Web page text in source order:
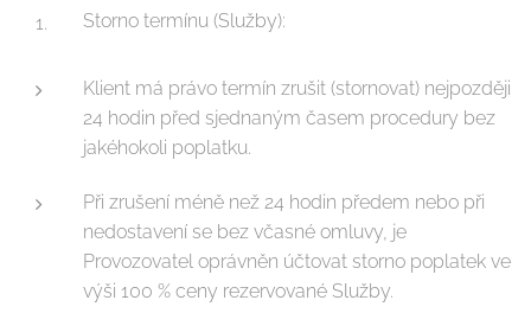
Storno termínu (Služby):
Klient má právo termín zrušit (stornovat) nejpozději
24 hodin před sjednaným časem procedury bez
jakéhokoli poplatku.
Při zrušení méně než 24 hodin předem nebo při
nedostavení se bez včasné omluvy, je
Provozovatel oprávněn účtovat storno poplatek ve
výši 100 % ceny rezervované Služby.